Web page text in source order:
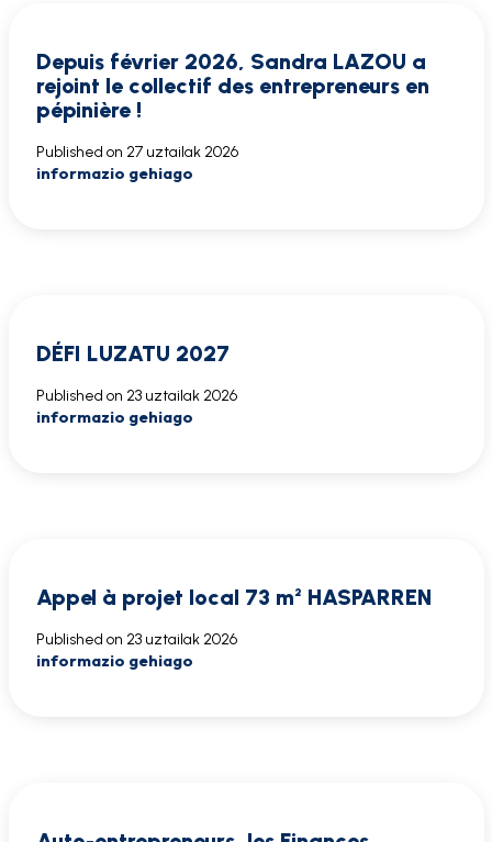
Depuis février 2026, Sandra LAZOU a
rejoint le collectif des entrepreneurs en
pépinière !
Published on 27 uztailak 2026
informazio gehiago
DÉFI LUZATU 2027
Published on 23 uztailak 2026
informazio gehiago
Appel à projet local 73 m² HASPARREN
Published on 23 uztailak 2026
informazio gehiago